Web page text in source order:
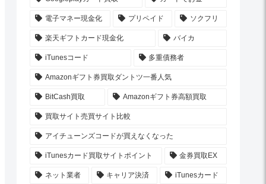
電子マネー現金化 プリペイド ソクフリ
楽天ギフトカード現金化 バイカ
iTunesコード 多重債務者
Amazonギフト券買取ダントツ一番人気
BitCash買取 Amazonギフト券高額買取
買取サイト売買サイト比較
アイチューンズコードが買えなくなった
iTunesカード買取サイトポイント 金券買取EX
ネット業者 キャリア決済 iTunesカード